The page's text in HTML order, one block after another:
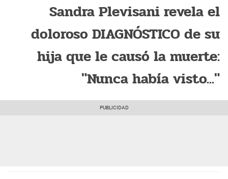
Sandra Plevisani revela el
doloroso DIAGNÓSTICO de su
hija que le causó la muerte:
"Nunca había visto..."